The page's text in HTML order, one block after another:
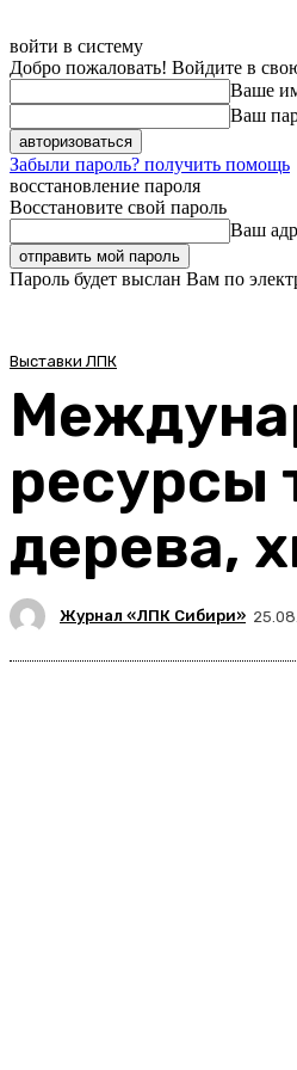
войти в систему
Добро пожаловать! Войдите в
Ваше
Ваш
Забыли пароль? получить помощь
восстановление пароля
Восстановите свой пароль
Ваш
Пароль будет выслан Вам по
Выставки ЛПК
ресурсы
дерева,
Журнал «ЛПК Сибири»